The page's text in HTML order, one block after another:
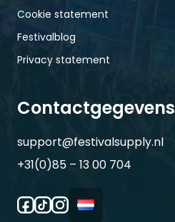
Cookie statement
Festivalblog
Privacy statement
Contactgegevens
support@festivalsupply.nl
+31(0)85 – 13 00 704